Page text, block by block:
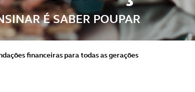
É SABER POUPAR
financeiras para todas as gerações